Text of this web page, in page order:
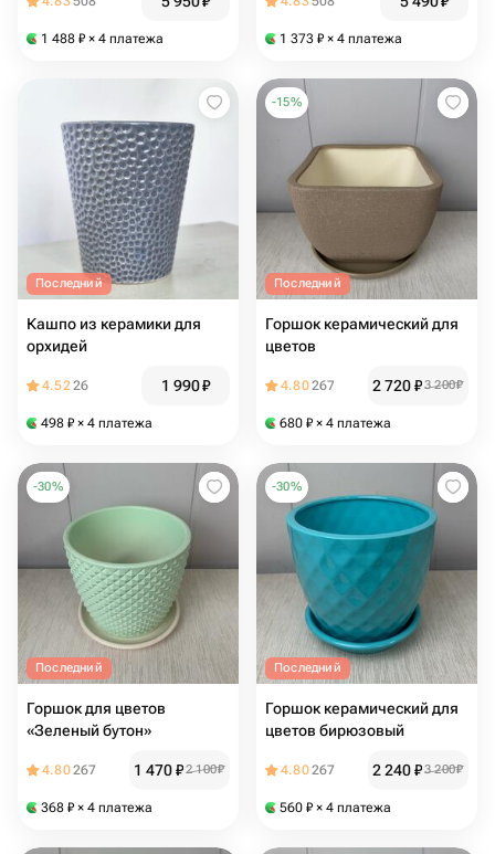
1 488 ₽ × 4 платежа 1 373 ₽ × 4 платежа
Последний
Кашпо из керамики для
орхидей
4.5226 1 990₽
498 ₽ × 4 платежа
-15%
Последний
Горшок керамический для
цветов
4.80267 2 720₽3 200₽
680 ₽ × 4 платежа
-30%
Последний
Горшок для цветов
«Зеленый бутон»
4.80267 1 470₽2 100₽
368 ₽ × 4 платежа
-30%
Последний
Горшок керамический для
цветов бирюзовый
4.80267 2 240₽3 200₽
560 ₽ × 4 платежа